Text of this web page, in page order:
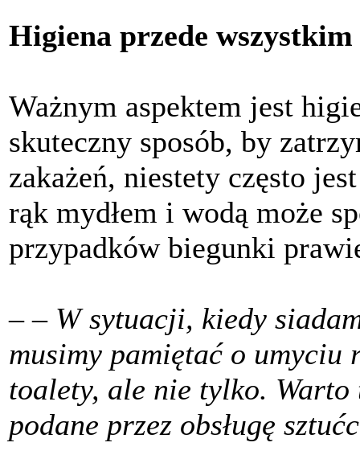
Higiena przede
Ważnym aspektem jest
skuteczny sposób, by
zakażeń, niestety często
rąk mydłem i wodą może
przypadków biegunki
–– W sytuacji, kiedy
musimy pamiętać o umyciu
toalety, ale nie tylko.
podane przez obsługę